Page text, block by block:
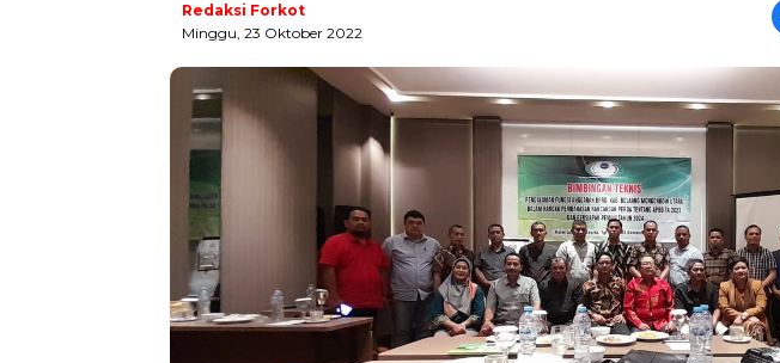
Redaksi Forkot
Minggu, 23 Oktober 2022